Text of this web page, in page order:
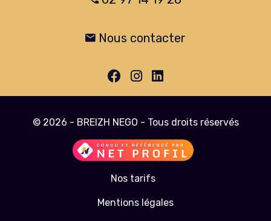
Nous contacter
© 2026 - BREIZH NEGO - Tous droits réservés
Nos tarifs
Mentions légales